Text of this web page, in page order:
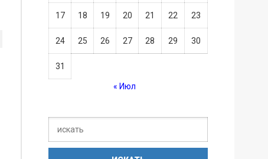
17 18 19 20 21 22 23
24 25 26 27 28 29 30
31
« Июл